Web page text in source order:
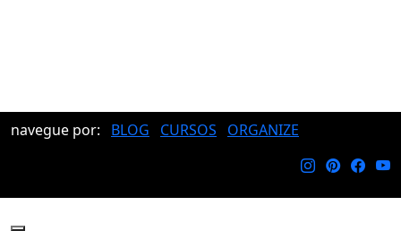
navegue por: BLOG CURSOS ORGANIZE